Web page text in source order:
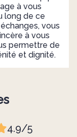
à vous
long de ce
vous
à vous
permettre de
et dignité.
4.9/5